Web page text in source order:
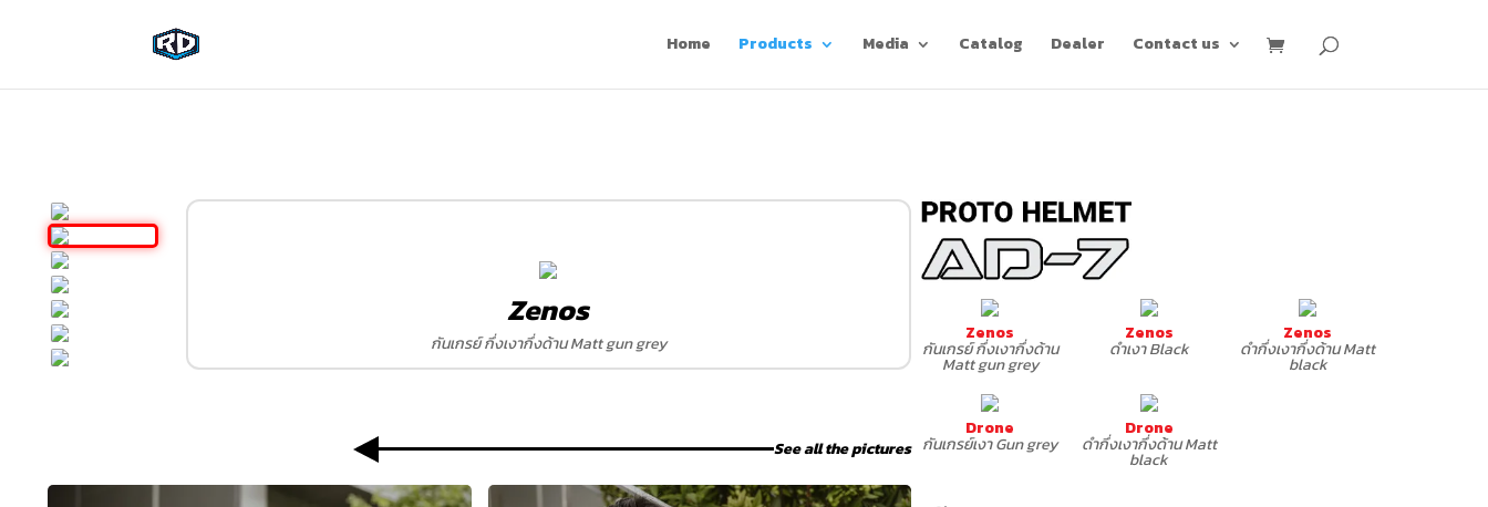
Home Products Media Catalog Dealer Contact us
Zenos
กันเกรย์ กึ่งเงากึ่งด้าน Matt gun grey
See all the pictures
Zenos
กันเกรย์ กึ่งเงากึ่งด้าน
Matt gun grey
Zenos
ดำเงา Black
Zenos
ดำกึ่งเงากึ่งด้าน Matt
black
Drone
กันเกรย์เงา Gun grey
Drone
ดำกึ่งเงากึ่งด้าน Matt
black